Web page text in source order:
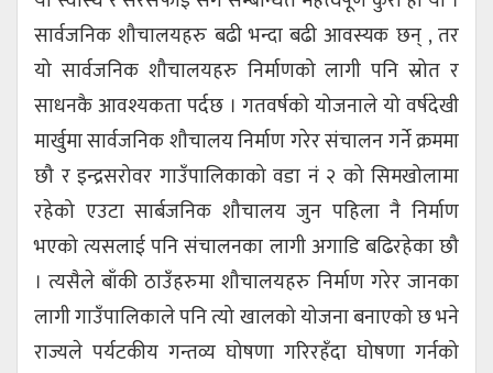
सार्वजनिक शौचालयहरु बढी भन्दा बढी आवस्यक छन् , तर
यो सार्वजनिक शौचालयहरु निर्माणको लागी पनि स्रोत र
साधनकै आवश्यकता पर्दछ । गतवर्षको योजनाले यो वर्षदेखी
मार्खुमा सार्वजनिक शौचालय निर्माण गरेर संचालन गर्ने क्रममा
छौ र इन्द्रसरोवर गाउँपालिकाको वडा नं २ को सिमखोलामा
रहेको एउटा सार्बजनिक शौचालय जुन पहिला नै निर्माण
भएको त्यसलाई पनि संचालनका लागी अगाडि बढिरहेका छौ
। त्यसैले बाँकी ठाउँहरुमा शौचालयहरु निर्माण गरेर जानका
लागी गाउँपालिकाले पनि त्यो खालको योजना बनाएको छ भने
राज्यले पर्यटकीय गन्तव्य घोषणा गरिरहँदा घोषणा गर्नको